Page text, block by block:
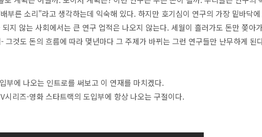
부른 소리"라고 생각하는데 익숙해 있다. 하지만 호기심이 연구의 가장 밑바닥에
지 않는 사회에서는 큰 연구 업적은 나오지 않는다. 세월이 흘러가도 돈만 쫒아
그것도 돈의 흐름에 따라 몇년마다 그 주제가 바뀌는 그런 연구들만 난무하게 된
부에 나오는 인트로를 써보고 이 연재를 마치겠다.
시리즈-영화 스타트랙의 도입부에 항상 나오는 구절이다.